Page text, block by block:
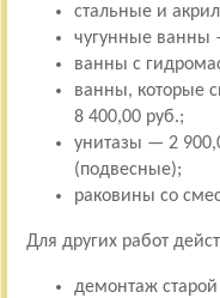
стальные и
чугунные ванны
ванны с
ванны, которые
8 400,00 руб.;
унитазы — 2
(подвесные);
раковины со
Для других работ
демонтаж